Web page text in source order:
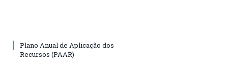
Plano Anual de Aplicação dos
Recursos (PAAR)